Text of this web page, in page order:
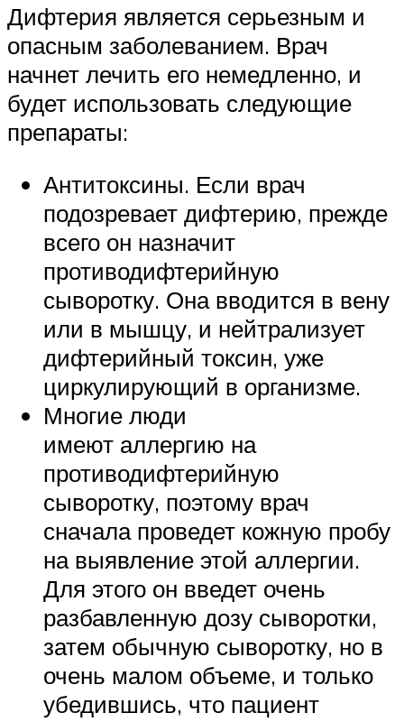
Дифтерия является серьезным и
опасным заболеванием. Врач
начнет лечить его немедленно, и
будет использовать следующие
препараты:
Антитоксины. Если врач
подозревает дифтерию, прежде
всего он назначит
противодифтерийную
сыворотку. Она вводится в вену
или в мышцу, и нейтрализует
дифтерийный токсин, уже
циркулирующий в организме.
Многие люди
имеют аллергию на
противодифтерийную
сыворотку, поэтому врач
сначала проведет кожную пробу
на выявление этой аллергии.
Для этого он введет очень
разбавленную дозу сыворотки,
затем обычную сыворотку, но в
очень малом объеме, и только
убедившись, что пациент